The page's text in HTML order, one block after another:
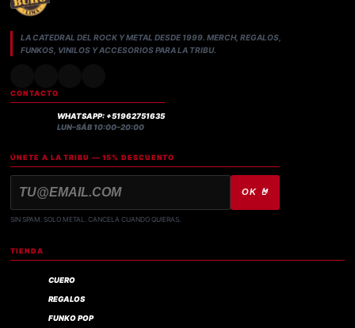
LA CATEDRAL DEL ROCK Y METAL DESDE 1999. MERCH, REGALOS,
FUNKOS, VINILOS Y ACCESORIOS PARA LA TRIBU.
CONTACTO
WHATSAPP: +51962751635
LUN–SÁB 10:00–20:00
ÚNETE A LA TRIBU — 15% DESCUENTO
OK 🤘
SIN SPAM. SOLO METAL. CANCELA CUANDO QUIERAS.
TIENDA
CUERO
REGALOS
FUNKO POP